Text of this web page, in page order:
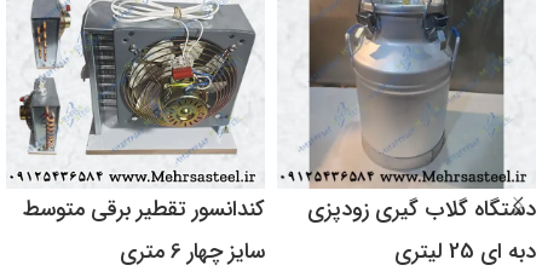
دستگاه گلاب گیری زودپزی
دبه ای 25 لیتری
کندانسور تقطیر برقی متوسط
سایز چهار 6 متری